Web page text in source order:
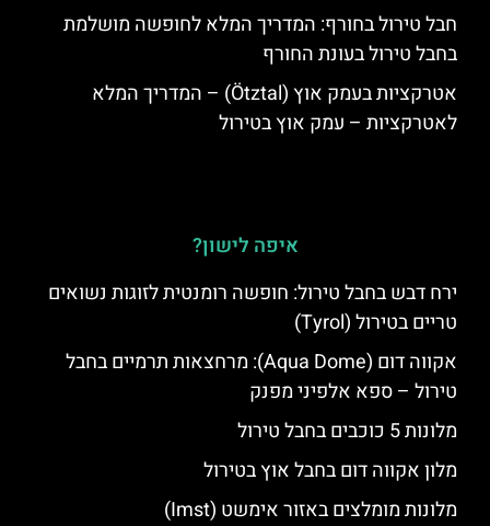
חבל טירול בחורף: המדריך המלא לחופשה מושלמת
בחבל טירול בעונת החורף
אטרקציות בעמק אוץ (Ötztal) – המדריך המלא
לאטרקציות – עמק אוץ בטירול
איפה לישון?
ירח דבש בחבל טירול: חופשה רומנטית לזוגות נשואים
טריים בטירול (Tyrol)
אקווה דום (Aqua Dome): מרחצאות תרמיים בחבל
טירול – ספא אלפיני מפנק
מלונות 5 כוכבים בחבל טירול
מלון אקווה דום בחבל אוץ בטירול
מלונות מומלצים באזור אימשט (Imst)